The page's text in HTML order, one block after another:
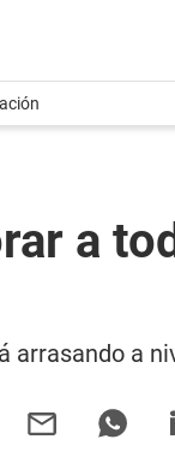
a
arrasando a